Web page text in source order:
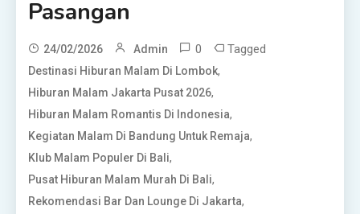
Pasangan
24/02/2026 Admin 0 Tagged
Destinasi Hiburan Malam Di Lombok,
Hiburan Malam Jakarta Pusat 2026,
Hiburan Malam Romantis Di Indonesia,
Kegiatan Malam Di Bandung Untuk Remaja,
Klub Malam Populer Di Bali,
Pusat Hiburan Malam Murah Di Bali,
Rekomendasi Bar Dan Lounge Di Jakarta,